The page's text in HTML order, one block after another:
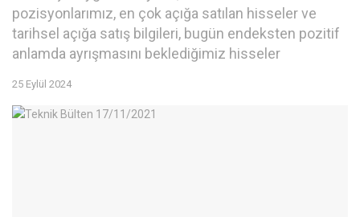
pozisyonlarımız, en çok açığa satılan hisseler ve
tarihsel açığa satış bilgileri, bugün endeksten pozitif
anlamda ayrışmasını beklediğimiz hisseler
25 Eylül 2024